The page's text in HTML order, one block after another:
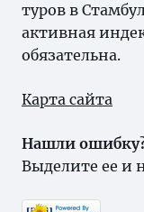
туров в
активная
обязательна.
Карта сайта
Нашли
Выделите ее и